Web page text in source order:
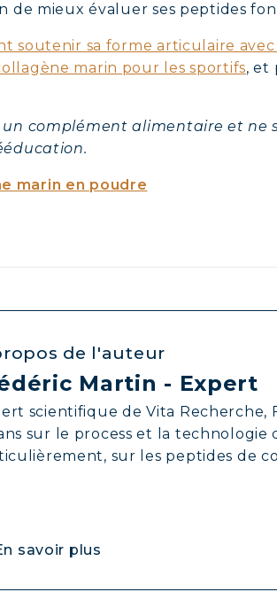
mieux évaluer ses peptides
soutenir sa forme articulaire
marin pour les sportifs, et
complément alimentaire et ne
marin en poudre
de l'auteur
Martin - Expert
scientifique de Vita Recherche,
sur le process et la
sur les peptides de
savoir plus